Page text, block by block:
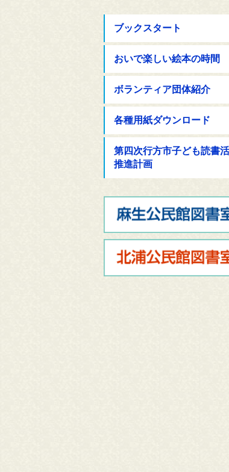
ブックスタート
おいで楽しい絵本の時間
ボランティア団体紹介
各種用紙ダウンロード
第四次行方市子ども読書
推進計画